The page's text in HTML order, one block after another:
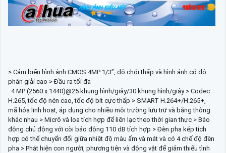
> Cảm biến hình ảnh CMOS 4MP 1/3”, độ chói thấp và hình ảnh có độ
phân giải cao > Đầu ra tối đa
. 4 MP (2560 x 1440)@25 khung hình/giây/30 khung hình/giây > Codec
H.265, tốc độ nén cao, tốc độ bit cực thấp > SMART H.264+/H.265+,
mã hóa linh hoạt, áp dụng cho nhiều môi trường lưu trữ và băng thông
khác nhau > Micrô và loa tích hợp để liên lạc theo thời gian thực > Báo
động chủ động với còi báo động 110 dB tích hợp > Đèn pha kép tích
hợp có thể chuyển đổi giữa nhiệt độ màu ấm và mát và có 4 chế độ đèn
pha > Phát hiện con người, phương tiện và động vật để giảm thiểu tình